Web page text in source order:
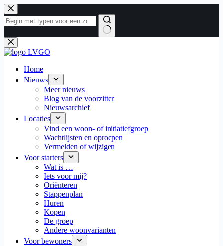
Ga
naar
de
Geen
resultaten
Home
Nieuws
Meer nieuws
Blog van de voorzitter
Nieuwsarchief
Locaties
Vind een woon- of initiatiefgroep
Wachtlijsten en oproepen
Vermelden of wijzigen
Voor starters
Wat is …
Iets voor mij?
Oriënteren
Stappenplan
Huren
Kopen
De groep
Andere woonvarianten
Voor bewoners